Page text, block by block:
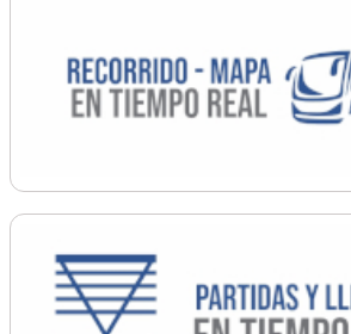
Ordenamiento
Promoción Social
Salud
Secretaría General